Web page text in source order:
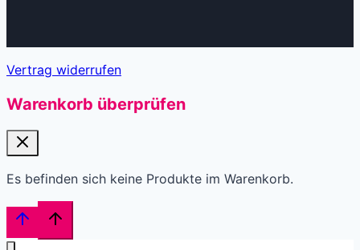
Vertrag widerrufen
Warenkorb überprüfen
Es befinden sich keine Produkte im Warenkorb.